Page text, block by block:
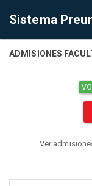
Sistema
ADMISIONES
Ver